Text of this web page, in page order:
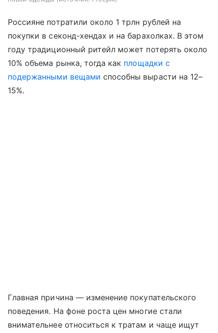
Россияне потратили около 1 трлн рублей на
покупки в секонд-хендах и на барахолках. В этом
году традиционный ритейл может потерять около
10% объема рынка, тогда как площадки с
подержанными вещами способны вырасти на 12–
15%.
Главная причина — изменение покупательского
поведения. На фоне роста цен многие стали
внимательнее относиться к тратам и чаще ищут